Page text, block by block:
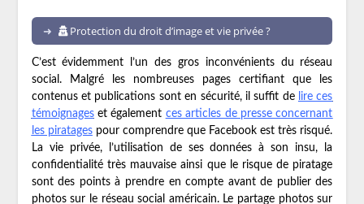
Protection du droit d’image et vie privée ?
C’est évidemment l’un des gros inconvénients du réseau
social. Malgré les nombreuses pages certifiant que les
contenus et publications sont en sécurité, il suffit de lire ces
témoignageset également ces articles de presse concernant
les piratagespour comprendre que Facebook est très risqué.
La vie privée, l’utilisation de ses données à son insu, la
confidentialité très mauvaise ainsi que le risque de piratage
sont des points à prendre en compte avant de publier des
photos sur le réseau social américain. Le partage photos sur